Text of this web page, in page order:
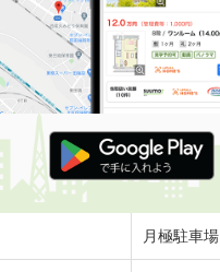
月極駐車場